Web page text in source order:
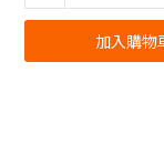
加入購物